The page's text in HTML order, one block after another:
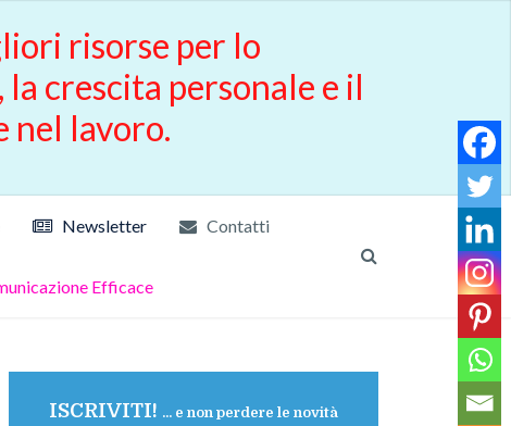
risorse per lo
crescita personale e il
nel lavoro.
Newsletter Contatti
Efficace
ISCRIVITI! ... e non perdere le novità